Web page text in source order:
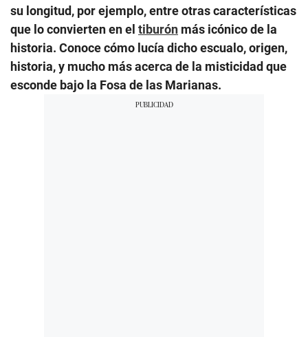
su longitud, por ejemplo, entre otras características
que lo convierten en el tiburón más icónico de la
historia. Conoce cómo lucía dicho escualo, origen,
historia, y mucho más acerca de la misticidad que
esconde bajo la Fosa de las Marianas.